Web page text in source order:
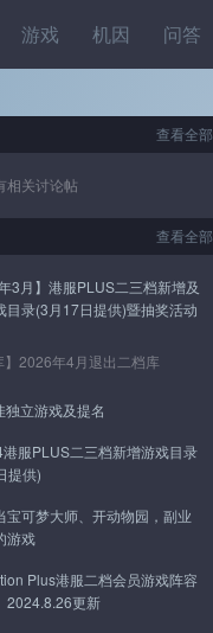
游戏 机因 问答
查看全部
相关讨论帖
查看全部
3月】港服PLUS二三档新增及
目录(3月17日提供)暨抽奖活动
】2026年4月退出二档库
独立游戏及提名
服PLUS二三档新增游戏目录
提供)
宝可梦大师、开动物园，副业
游戏
Plus港服二档会员游戏阵容
2024.8.26更新